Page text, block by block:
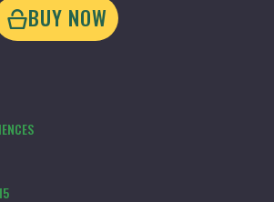
BUY NOW